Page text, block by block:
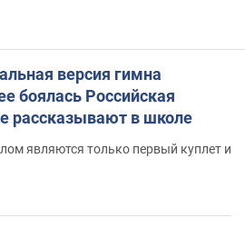
версия гимна
боялась Российская
рассказывают в школе
являются только первый куплет и